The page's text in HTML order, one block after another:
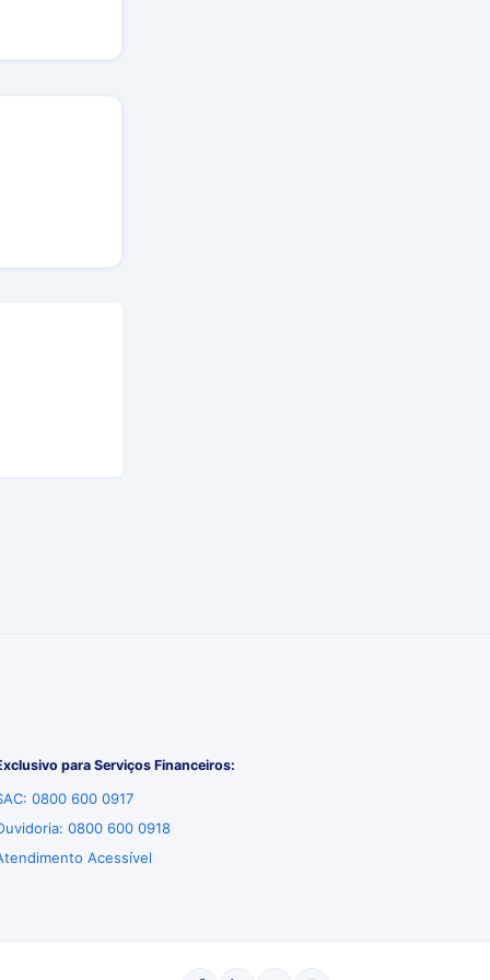
para Serviços Financeiros:
0800 600 0917
0800 600 0918
Acessível